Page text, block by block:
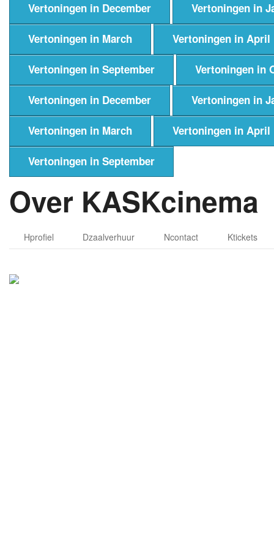
Vertoningen in December Vertoningen in
Vertoningen in March Vertoningen in April
Vertoningen in September Vertoningen in
Vertoningen in December Vertoningen in
Vertoningen in March Vertoningen in April
Vertoningen in September
Over KASKcinema
Hprofiel Dzaalverhuur Ncontact Ktickets